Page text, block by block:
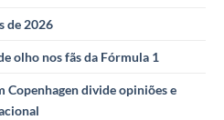
de 2026
olho nos fãs da Fórmula 1
Copenhagen divide opiniões e